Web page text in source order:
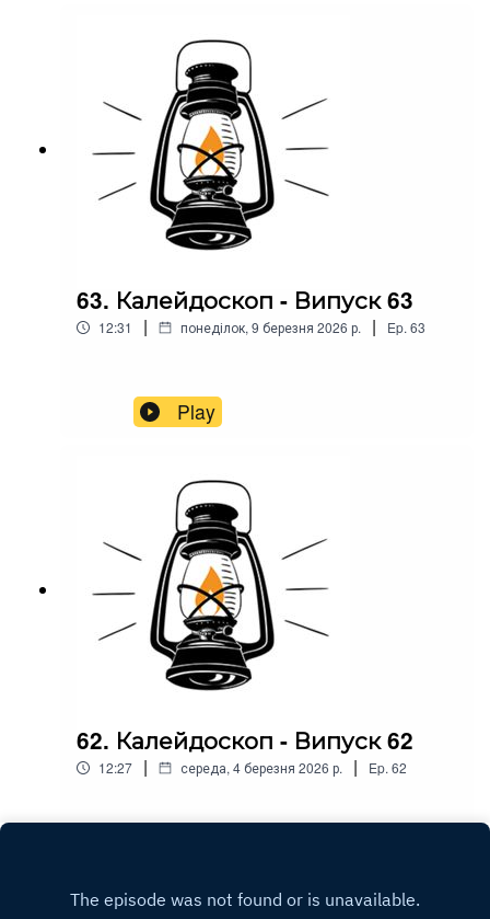
63. Калейдоскоп - Випуск 63
12:31 | понеділок, 9 березня 2026 р. | Ep. 63
Play
62. Калейдоскоп - Випуск 62
12:27 | середа, 4 березня 2026 р. | Ep. 62